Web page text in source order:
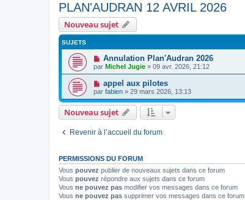
PLAN'AUDRAN 12 AVRIL 2026
Nouveau sujet
SUJETS
Annulation Plan'Audran 2026
par Michel Jugie » 09 avr. 2026, 21:12
appel aux pilotes
par fabien » 29 mars 2026, 13:13
Nouveau sujet
Revenir à l’accueil du forum
PERMISSIONS DU FORUM
Vous pouvez publier de nouveaux sujets dans ce forum
Vous pouvez répondre aux sujets dans ce forum
Vous ne pouvez pas modifier vos messages dans ce forum
Vous ne pouvez pas supprimer vos messages dans ce forum